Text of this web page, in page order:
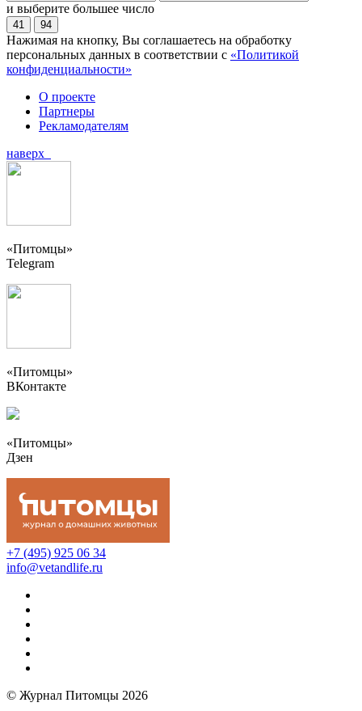
и выберите большее число
41 94
Нажимая на кнопку, Вы соглашаетесь на обработку
персональных данных в соответствии с «Политикой
конфиденциальности»
О проекте
Партнеры
Рекламодателям
наверх
«Питомцы»
Telegram
«Питомцы»
ВКонтакте
«Питомцы»
Дзен
+7 (495) 925 06 34
info@vetandlife.ru
© Журнал Питомцы 2026